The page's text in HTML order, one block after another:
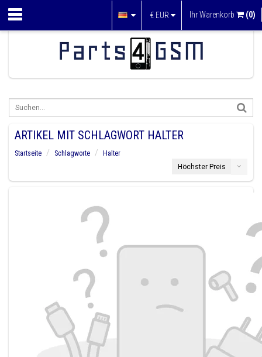
€ EUR Ihr Warenkorb (0)
ARTIKEL MIT SCHLAGWORT HALTER
Startseite Schlagworte
Halter
Höchster Preis